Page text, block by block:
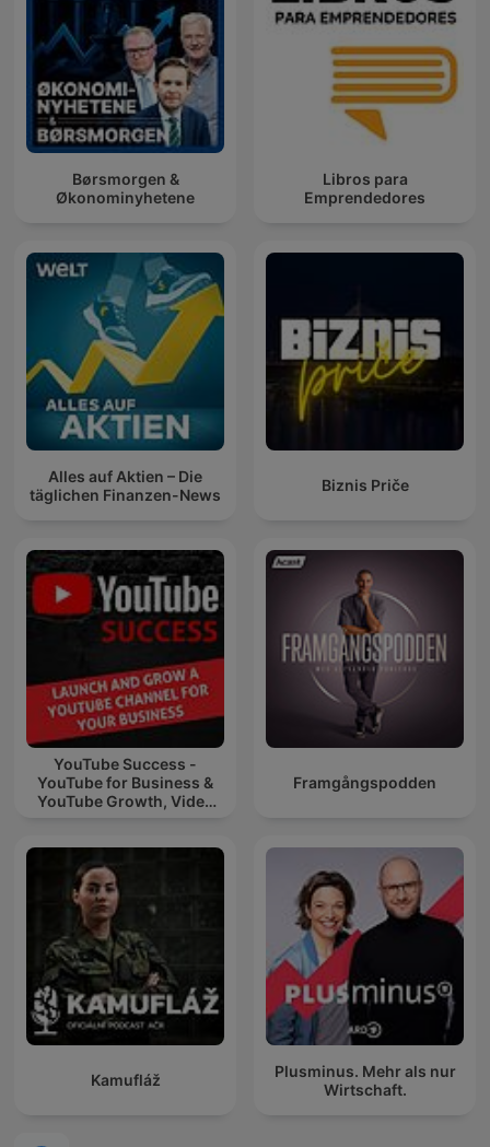
Børsmorgen &
Økonominyhetene
Libros para
Emprendedores
Alles auf Aktien – Die
täglichen Finanzen-News
Biznis Priče
YouTube Success -
YouTube for Business &
YouTube Growth, Video
Framgångspodden
Kamufláž
Plusminus. Mehr als nur
Wirtschaft.